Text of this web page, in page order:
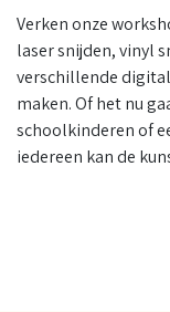
Verken onze
laser snijden, vinyl
verschillende
maken. Of het nu
schoolkinderen of
iedereen kan de